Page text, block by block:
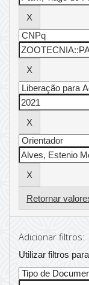
Retornar
Adicionar filtros:
Utilizar filtros